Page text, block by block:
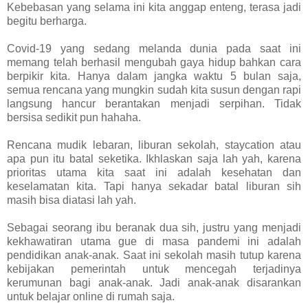
Kebebasan yang selama ini kita anggap enteng, terasa jadi
begitu berharga.
Covid-19 yang sedang melanda dunia pada saat ini
memang telah berhasil mengubah gaya hidup bahkan cara
berpikir kita. Hanya dalam jangka waktu 5 bulan saja,
semua rencana yang mungkin sudah kita susun dengan rapi
langsung hancur berantakan menjadi serpihan. Tidak
bersisa sedikit pun hahaha.
Rencana mudik lebaran, liburan sekolah, staycation atau
apa pun itu batal seketika. Ikhlaskan saja lah yah, karena
prioritas utama kita saat ini adalah kesehatan dan
keselamatan kita. Tapi hanya sekadar batal liburan sih
masih bisa diatasi lah yah.
Sebagai seorang ibu beranak dua sih, justru yang menjadi
kekhawatiran utama gue di masa pandemi ini adalah
pendidikan anak-anak. Saat ini sekolah masih tutup karena
kebijakan pemerintah untuk mencegah terjadinya
kerumunan bagi anak-anak. Jadi anak-anak disarankan
untuk belajar online di rumah saja.